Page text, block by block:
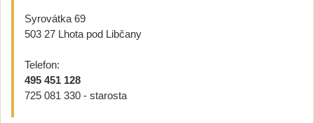
Syrovátka 69
503 27 Lhota pod Libčany
Telefon:
495 451 128
725 081 330 - starosta